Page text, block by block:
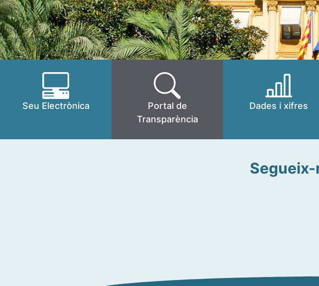
Seu Electrònica
Portal de
Transparència
Dades i xifres